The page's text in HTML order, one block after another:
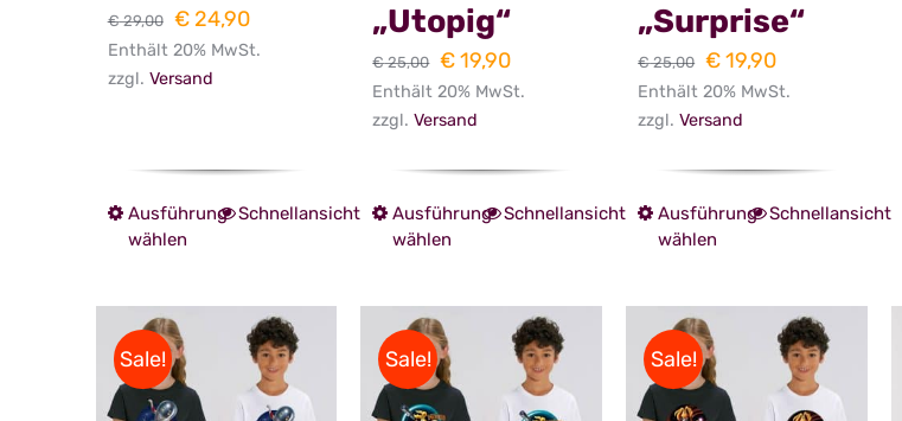
€29,00
Ursprünglicher
Preis
war:
€24,90Aktueller
Preis
Enthält 20% MwSt.
zzgl. Versand
Ausführung
wählen
Dieses
mehrere
Varianten
auf.
Schnellansicht
„Utopig“
€25,00 Ursprünglicher
Preis
war:
€ 25,00
€19,90Aktueller
Preis
€ 19,90.
Enthält 20% MwSt.
zzgl.Versand
Ausführung
wählen
Dieses
mehrere
Varianten
auf.
Schnellansicht
„Surprise“
€25,00 Ursprünglicher
Preis
war:
€ 25,00
€19,90Aktueller
Preis
€ 19,90.
Enthält 20% MwSt.
zzgl.Versand
Ausführung
wählen
Dieses
mehrere
Varianten
auf.
Schnellansicht
Sale! Sale! Sale!